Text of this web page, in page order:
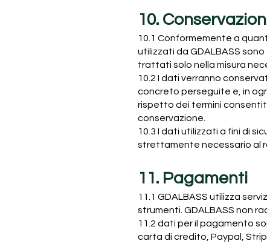
10.
10.1 Conformemente a
utilizzati da GDALBASS
trattati solo nella misura
10.2 I dati verranno
concreto perseguite e, in
rispetto dei termini
conservazione.
10.3 I dati utilizzati a fini di
strettamente necessario al
11. Pagamenti
11.1 GDALBASS utilizza
strumenti. GDALBASS non
11.2 dati per il pagamento
carta di credito, Paypal,